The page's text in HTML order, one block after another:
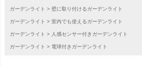
ガーデンライト 壁に取り付けるガーデンライト
ガーデンライト 室内でも使えるガーデンライト
ガーデンライト 人感センサー付きガーデンライト
ガーデンライト 電球付きガーデンライト